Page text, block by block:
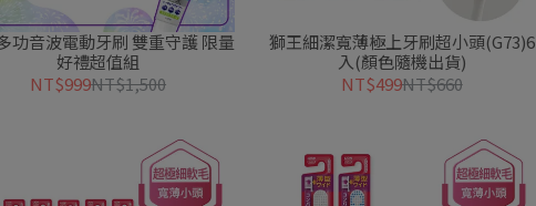
功音波電動牙刷 雙重守護 限量
好禮超值組
NT$999NT$1,500
獅王細潔寬薄極上牙刷超小頭(G73)6
入(顏色隨機出貨)
NT$499NT$660